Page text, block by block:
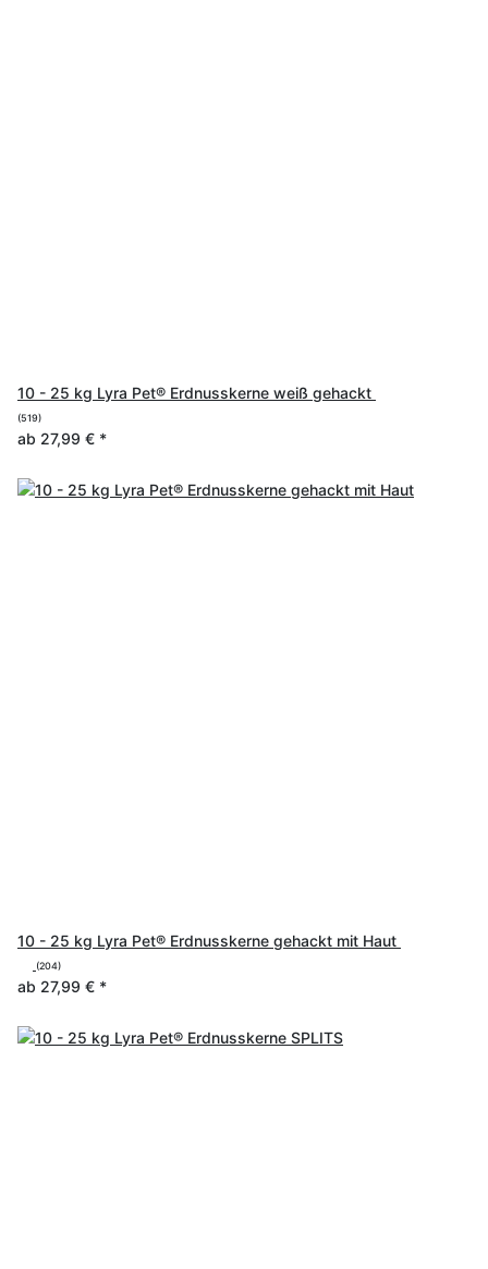
10 - 25 kg Lyra Pet® Erdnusskerne weiß gehackt
(519)
ab 27,99 € *
10 - 25 kg Lyra Pet® Erdnusskerne gehackt mit Haut
(204)
ab 27,99 € *